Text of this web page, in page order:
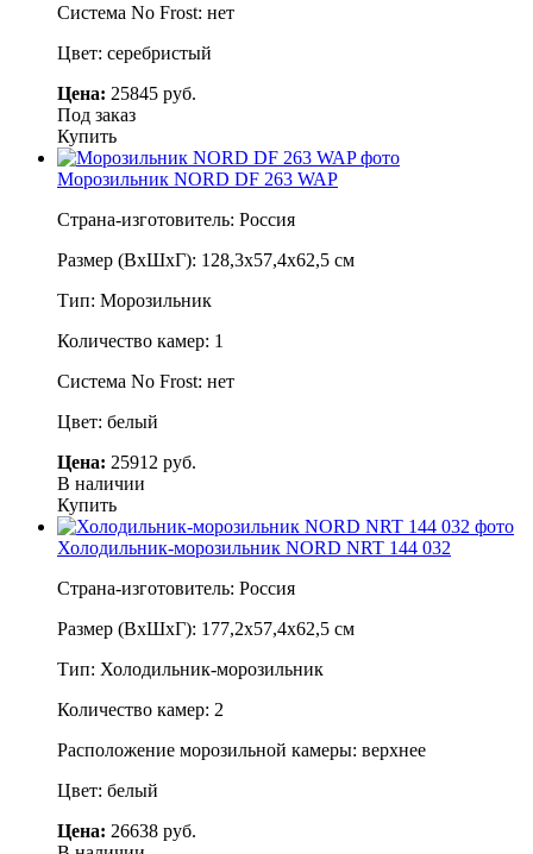
Система No Frost: нет
Цвет: серебристый
Цена: 25845 руб.
Под заказ
Купить
Морозильник NORD DF 263 WAP
Страна-изготовитель: Россия
Размер (ВхШхГ): 128,3х57,4х62,5 см
Тип: Морозильник
Количество камер: 1
Система No Frost: нет
Цвет: белый
Цена: 25912 руб.
В наличии
Купить
Холодильник-морозильник NORD NRT 144 032
Страна-изготовитель: Россия
Размер (ВхШхГ): 177,2х57,4х62,5 см
Тип: Холодильник-морозильник
Количество камер: 2
Расположение морозильной камеры: верхнее
Цвет: белый
Цена: 26638 руб.